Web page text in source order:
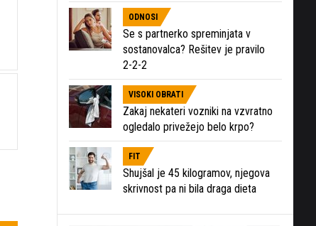
ODNOSI
Se s partnerko spreminjata v
sostanovalca? Rešitev je pravilo
2-2-2
VISOKI OBRATI
Zakaj nekateri vozniki na vzvratno
ogledalo privežejo belo krpo?
FIT
Shujšal je 45 kilogramov, njegova
skrivnost pa ni bila draga dieta